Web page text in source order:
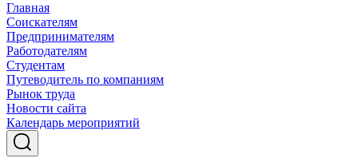
Главная
Соискателям
Предпринимателям
Работодателям
Студентам
Путеводитель по компаниям
Рынок труда
Новости сайта
Календарь мероприятий